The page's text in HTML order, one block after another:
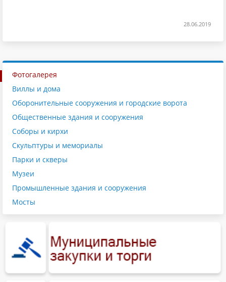
28.06.2019
Фотогалерея
Виллы и дома
Оборонительные сооружения и городские ворота
Общественные здания и сооружения
Соборы и кирхи
Скульптуры и мемориалы
Парки и скверы
Музеи
Промышленные здания и сооружения
Мосты